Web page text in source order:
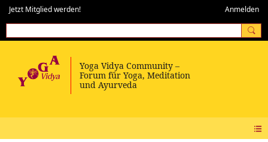
Jetzt Mitglied werden! Anmelden